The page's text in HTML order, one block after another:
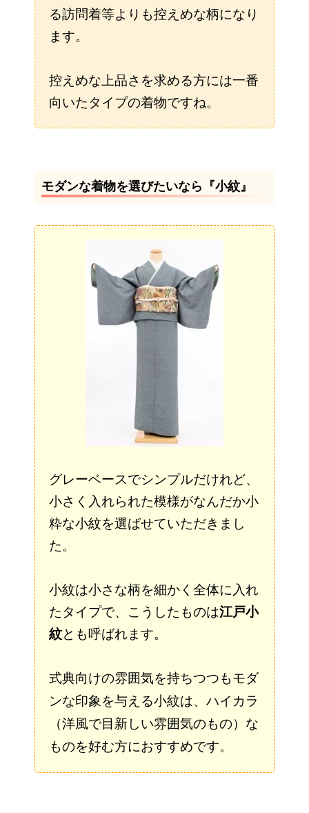
る訪問着等よりも控えめな柄になり
ます。
控えめな上品さを求める方には一番
向いたタイプの着物ですね。
モダンな着物を選びたいなら『小紋』
グレーベースでシンプルだけれど、
小さく入れられた模様がなんだか小
粋な小紋を選ばせていただきまし
た。
小紋は小さな柄を細かく全体に入れ
たタイプで、こうしたものは江戸小
紋とも呼ばれます。
式典向けの雰囲気を持ちつつもモダ
ンな印象を与える小紋は、ハイカラ
（洋風で目新しい雰囲気のもの）な
ものを好む方におすすめです。